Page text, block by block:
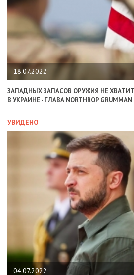
18.07.2022
ЗАПАДНЫХ ЗАПАСОВ ОРУЖИЯ НЕ
В УКРАИНЕ - ГЛАВА NORTHROP GRUMMAN
УВИДЕНО
04.07.2022